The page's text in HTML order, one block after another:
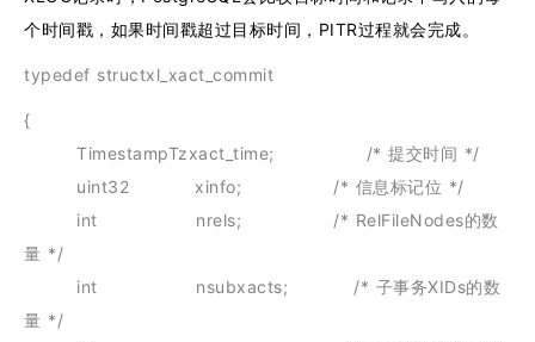
个时间戳，如果时间戳超过目标时间，PITR过程就会完成。
typedef structxl_xact_commit
{
TimestampTzxact_time; /* 提交时间 */
uint32 xinfo; /* 信息标记位 */
int nrels; /* RelFileNodes的数
量 */
int nsubxacts; /* 子事务XIDs的数
量 */